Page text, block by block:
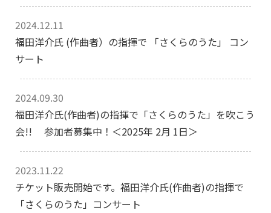
2024.12.11
福田洋介氏 (作曲者）の指揮で 「さくらのうた」 コン
サート
2024.09.30
福田洋介氏(作曲者)の指揮で「さくらのうた」を吹こう
会!! 参加者募集中！＜2025年 2月 1日＞
2023.11.22
チケット販売開始です。福田洋介氏(作曲者)の指揮で
「さくらのうた」コンサート